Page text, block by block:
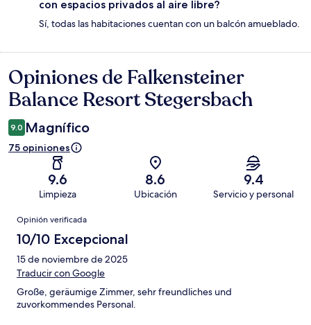
con espacios privados al aire libre?
Sí, todas las habitaciones cuentan con un balcón amueblado.
Opiniones
Opiniones de Falkensteiner
Balance Resort Stegersbach
9.0 Magnífico
75 opiniones
9.6
Limpieza
8.6
Ubicación
9.4
Servicio y personal
Opiniones
Opinión verificada
10/10 Excepcional
15 de noviembre de 2025
Traducir con Google
Große, geräumige Zimmer, sehr freundliches und
zuvorkommendes Personal.